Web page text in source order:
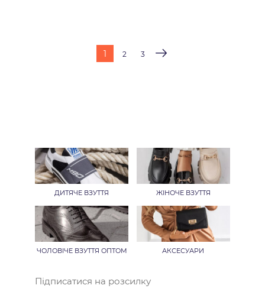
1 2 3
Підписатися на розсилку
ДИТЯЧЕ ВЗУТТЯ ЖІНОЧЕ ВЗУТТЯ
ЧОЛОВІЧЕ ВЗУТТЯ ОПТОМ АКСЕСУАРИ